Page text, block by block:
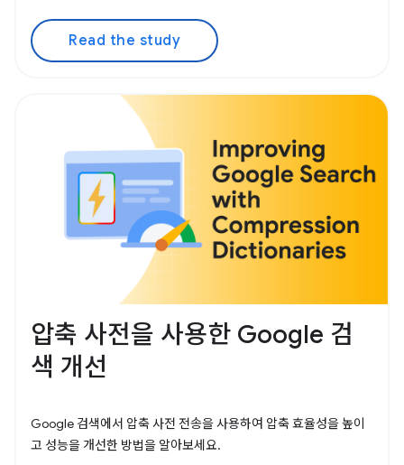
Read the study
압축 사전을 사용한 Google 검
색 개선
Google 검색에서 압축 사전 전송을 사용하여 압축 효율성을 높이
고 성능을 개선한 방법을 알아보세요.